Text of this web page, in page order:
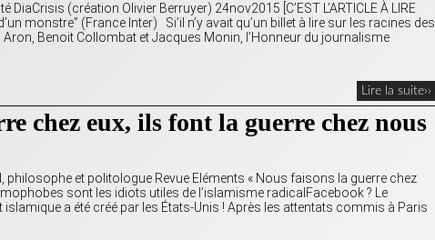
DiaCrisis (création Olivier Berruyer) 24nov2015 [C’EST L’ARTICLE À LIRE
monstre” (France Inter) Si’il n’y avait qu’un billet à lire sur les racines des
Aron, Benoit Collombat et Jacques Monin, l’Honneur du journalisme
Lire la suite››
chez eux, ils font la guerre chez nous
philosophe et politologue Revue Eléments « Nous faisons la guerre chez
sont les idiots utiles de l’islamisme radicalFacebook ? Le
islamique a été créé par les États-Unis ! Après les attentats commis à Paris